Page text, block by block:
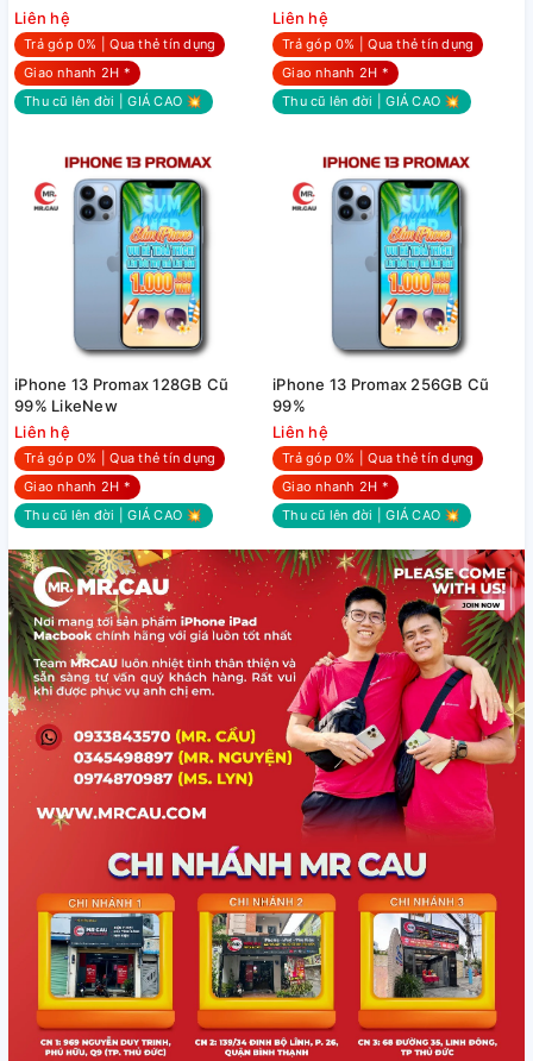
Liên hệ
Trả góp 0% | Qua thẻ tín dụng
Giao nhanh 2H *
Thu cũ lên đời | GIÁ CAO 💥
Liên hệ
Trả góp 0% | Qua thẻ tín dụng
Giao nhanh 2H *
Thu cũ lên đời | GIÁ CAO 💥
iPhone 13 Promax 128GB Cũ
99% LikeNew
Liên hệ
Trả góp 0% | Qua thẻ tín dụng
Giao nhanh 2H *
Thu cũ lên đời | GIÁ CAO 💥
iPhone 13 Promax 256GB Cũ
99%
Liên hệ
Trả góp 0% | Qua thẻ tín dụng
Giao nhanh 2H *
Thu cũ lên đời | GIÁ CAO 💥